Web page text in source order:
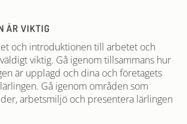
ÄR VIKTIG
och introduktionen till arbetet och
viktig. Gå igenom tillsammans hur
är upplagd och dina och företagets
Gå igenom områden som
arbetsmiljö och presentera lärlingen